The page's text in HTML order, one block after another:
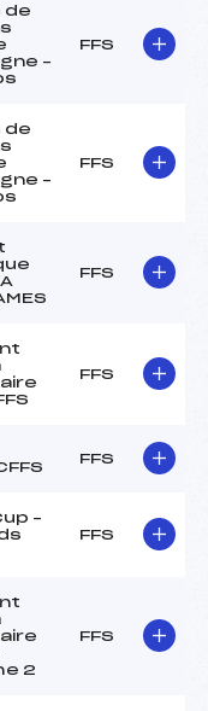
de
–
FFS
de
–
FFS
FFS
FFS
FFS
–
FFS
2
FFS